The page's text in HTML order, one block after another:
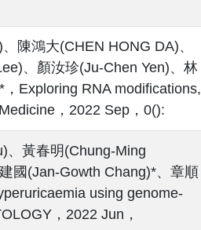
陳鴻大(CHEN HONG DA)、
、顏汝珍(Ju-Chen Yen)、林
Exploring RNA modifications,
，2022 Sep，0():
、黃春明(Chung-Ming
國(Jan-Gowth Chang)*、章順
using genome-
，2022 Jun，